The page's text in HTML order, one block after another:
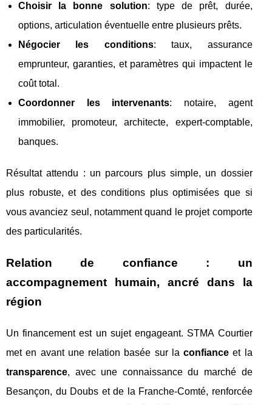
Choisir la bonne solution: type de prêt, durée,
options, articulation éventuelle entre plusieurs prêts.
Négocier les conditions: taux, assurance
emprunteur, garanties, et paramètres qui impactent le
coût total.
Coordonner les intervenants: notaire, agent
immobilier, promoteur, architecte, expert‑comptable,
banques.
Résultat attendu : un parcours plus simple, un dossier
plus robuste, et des conditions plus optimisées que si
vous avanciez seul, notamment quand le projet comporte
des particularités.
Relation de confiance : un
accompagnement humain, ancré dans la
région
Un financement est un sujet engageant. STMA Courtier
met en avant une relation basée sur laconfiance et la
transparence, avec une connaissance du marché de
Besançon, du Doubs et de la Franche‑Comté, renforcée